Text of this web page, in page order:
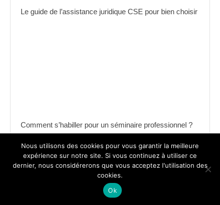
Le guide de l’assistance juridique CSE pour bien choisir
Comment s’habiller pour un séminaire professionnel ?
Nous utilisons des cookies pour vous garantir la meilleure
expérience sur notre site. Si vous continuez à utiliser ce
dernier, nous considérerons que vous acceptez l'utilisation des
cookies.
Ok